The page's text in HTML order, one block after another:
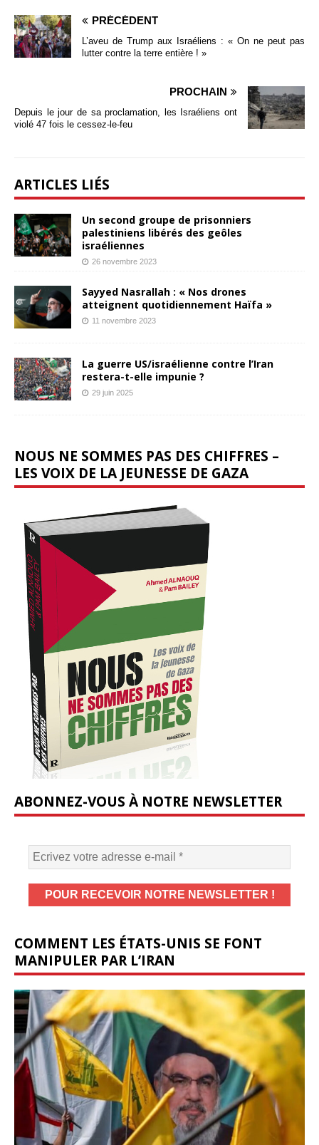
PRÉCÉDENT
L’aveu de Trump aux Israéliens : « On ne peut pas
lutter contre la terre entière ! »
PROCHAIN
Depuis le jour de sa proclamation, les Israéliens ont
violé 47 fois le cessez-le-feu
ARTICLES LIÉS
Un second groupe de prisonniers
palestiniens libérés des geôles
israéliennes
26 novembre 2023
Sayyed Nasrallah : « Nos drones
atteignent quotidiennement Haïfa »
11 novembre 2023
La guerre US/israélienne contre l’Iran
restera-t-elle impunie ?
29 juin 2025
NOUS NE SOMMES PAS DES CHIFFRES –
LES VOIX DE LA JEUNESSE DE GAZA
ABONNEZ-VOUS À NOTRE NEWSLETTER
COMMENT LES ÉTATS-UNIS SE FONT
MANIPULER PAR L’IRAN